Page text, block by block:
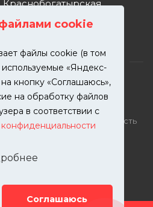
cookie
файлы cookie (в том
«Яндекс-
кнопку «Соглашаюсь»,
на обработку файлов
в соответствии с
Соглашаюсь
Краснобогатырская
ремонт и покраска
на сайте – собственность
Все права защищены.
8(499)-302-00-57